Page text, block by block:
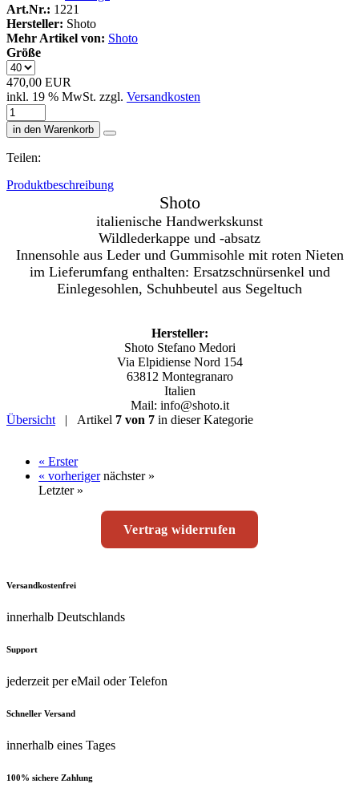
Art.Nr.: 1221
Hersteller: Shoto
Mehr Artikel von: Shoto
Größe
470,00 EUR
inkl. 19 % MwSt. zzgl. Versandkosten
in den Warenkorb
Teilen:
Produktbeschreibung
Shoto
italienische Handwerkskunst
Wildlederkappe und -absatz
Innensohle aus Leder und Gummisohle mit roten Nieten
im Lieferumfang enthalten: Ersatzschnürsenkel und
Einlegesohlen, Schuhbeutel aus Segeltuch
Hersteller:
Shoto Stefano Medori
Via Elpidiense Nord 154
63812 Montegranaro
Italien
Mail: info@shoto.it
Übersicht | Artikel 7 von 7 in dieser Kategorie
« Erster
« vorheriger nächster »
Letzter »
Vertrag widerrufen
Versandkostenfrei
innerhalb Deutschlands
Support
jederzeit per eMail oder Telefon
Schneller Versand
innerhalb eines Tages
100% sichere Zahlung